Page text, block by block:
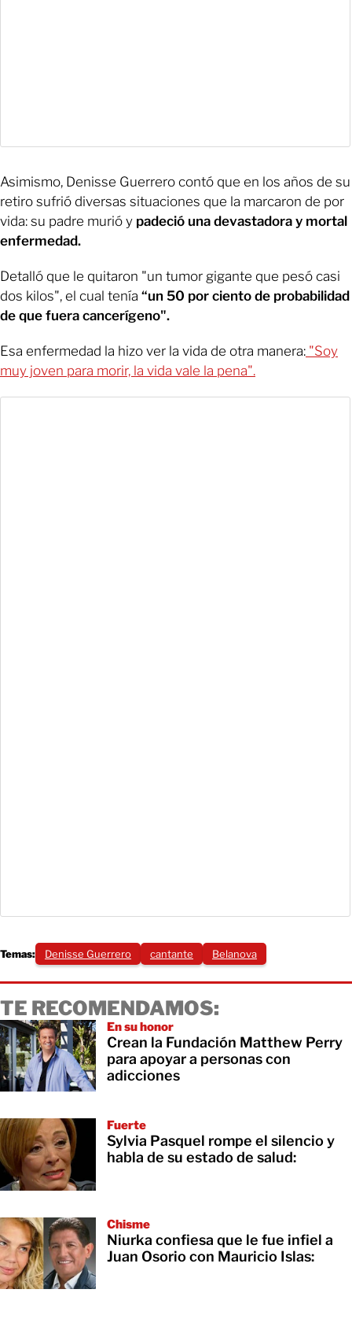
Asimismo, Denisse Guerrero contó que en los años de su
retiro sufrió diversas situaciones que la marcaron de por
vida: su padre murió y padeció una devastadora y mortal
enfermedad.
Detalló que le quitaron "un tumor gigante que pesó casi
dos kilos", el cual tenía “un 50 por ciento de probabilidad
de que fuera cancerígeno".
Esa enfermedad la hizo ver la vida de otra manera: "Soy
muy joven para morir, la vida vale la pena".
Temas: Denisse Guerrero cantante Belanova
TE RECOMENDAMOS:
En su honor
Crean la Fundación Matthew Perry
para apoyar a personas con
adicciones
Fuerte
Sylvia Pasquel rompe el silencio y
habla de su estado de salud:
Chisme
Niurka confiesa que le fue infiel a
Juan Osorio con Mauricio Islas: